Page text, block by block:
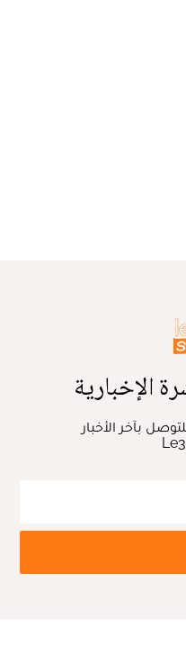
الإخبارية
بآخر الأخبار